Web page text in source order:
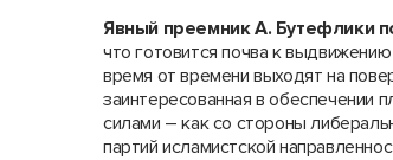
Явный преемник А. Бутефлики
что готовится почва к
время от времени выходят на
заинтересованная в обеспечении
силами – как со стороны
партий исламистской